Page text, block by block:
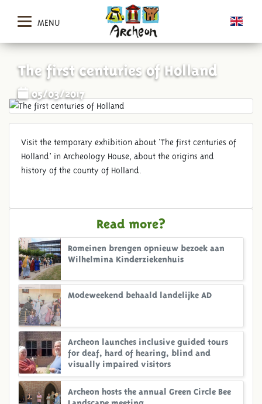
MENU
The first centuries of Holland
05/03/2017
Visit the temporary exhibition about 'The first centuries of
Holland' in Archeology House, about the origins and
history of the county of Holland.
Read more?
Romeinen brengen opnieuw bezoek aan
Wilhelmina Kinderziekenhuis
Modeweekend behaald landelijke AD
Archeon launches inclusive guided tours
for deaf, hard of hearing, blind and
visually impaired visitors
Archeon hosts the annual Green Circle Bee
Landscape meeting